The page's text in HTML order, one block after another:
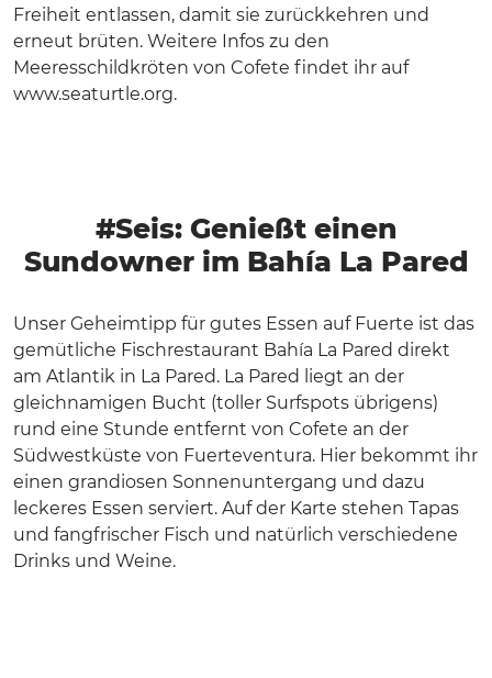
Freiheit entlassen, damit sie zurückkehren und
erneut brüten. Weitere Infos zu den
Meeresschildkröten von Cofete findet ihr auf
www.seaturtle.org.
#Seis: Genießt einen
Sundowner im Bahía La Pared
Unser Geheimtipp für gutes Essen auf Fuerte ist das
gemütliche Fischrestaurant Bahía La Pared direkt
am Atlantik in La Pared. La Pared liegt an der
gleichnamigen Bucht (toller Surfspots übrigens)
rund eine Stunde entfernt von Cofete an der
Südwestküste von Fuerteventura. Hier bekommt ihr
einen grandiosen Sonnenuntergang und dazu
leckeres Essen serviert. Auf der Karte stehen Tapas
und fangfrischer Fisch und natürlich verschiedene
Drinks und Weine.